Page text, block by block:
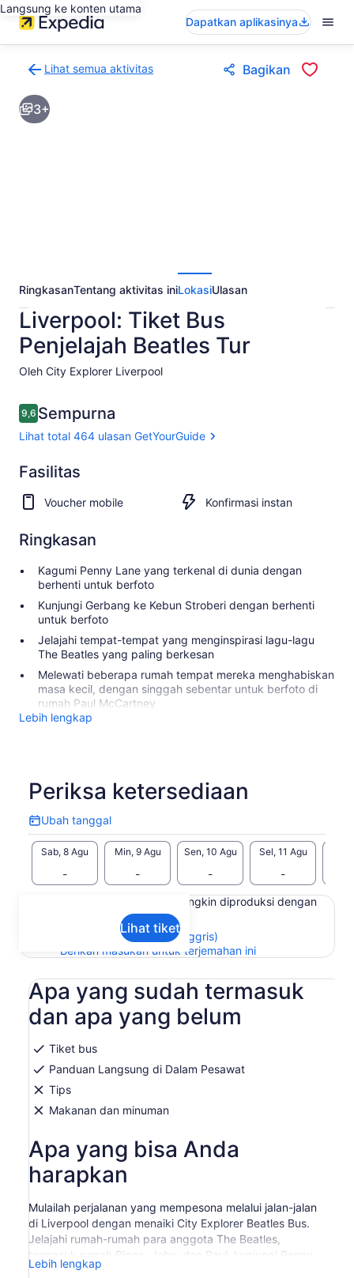
Langsung ke konten utama
Dapatkan aplikasinya
Lihat semua aktivitas
ke
halaman
hasil
Bagikan
3+
RingkasanTentang aktivitas iniLokasiUlasan
Liverpool: Tiket Bus
Penjelajah Beatles Tur
Oleh City Explorer Liverpool
Ulasan
9,69,6 dari 10
Sempurna
Lihat total 464 ulasan GetYourGuide
9.6
9.6 dari 10
Istimewa
Lihat total
464 ulasan
Fasilitas
Voucher mobile Konfirmasi instan
Ringkasan
Kagumi Penny Lane yang terkenal di dunia dengan
berhenti untuk berfoto
Kunjungi Gerbang ke Kebun Stroberi dengan berhenti
untuk berfoto
Jelajahi tempat-tempat yang menginspirasi lagu-lagu
The Beatles yang paling berkesan
Melewati beberapa rumah tempat mereka menghabiskan
masa kecil, dengan singgah sebentar untuk berfoto di
rumah Paul McCartney
Lebih lengkap
Periksa ketersediaan
Ubah tanggal
Ubah
tanggal
Sab, 8 Agu
-
Min, 9 Agu
-
Sen, 10 Agu
-
Sel, 11 Agu
-
Lihat tiket
Konten di halaman ini mungkin diproduksi dengan
terjemahan mesin
Lihat teks asli (Bahasa Inggris)
Berikan masukan untuk terjemahan iniBuka
tab
baru
Apa yang sudah termasuk
dan apa yang belum
Tiket bus
Panduan Langsung di Dalam Pesawat
Tips
Makanan dan minuman
Apa yang bisa Anda
harapkan
Mulailah perjalanan yang mempesona melalui jalan-jalan
di Liverpool dengan menaiki City Explorer Beatles Bus.
Jelajahi rumah-rumah para anggota The Beatles,
termasuk rumah Ringo, John, dan Paul, kunjungi Penny
Lane yang terkenal di seluruh dunia, dan Jelajahi lokasi
Lebih lengkap